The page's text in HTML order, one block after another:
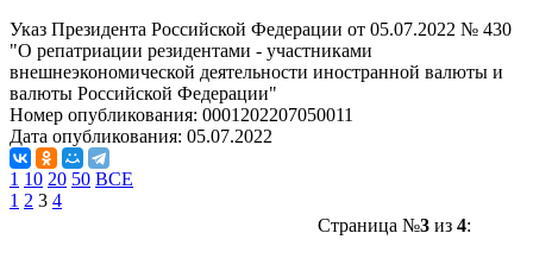
Указ Президента Российской Федерации от 05.07.2022 № 430
"О репатриации резидентами - участниками
внешнеэкономической деятельности иностранной валюты и
валюты Российской Федерации"
Номер опубликования: 0001202207050011
Дата опубликования: 05.07.2022
1 10 20 50 ВСЕ
1 2 3 4
Страница №3из 4: